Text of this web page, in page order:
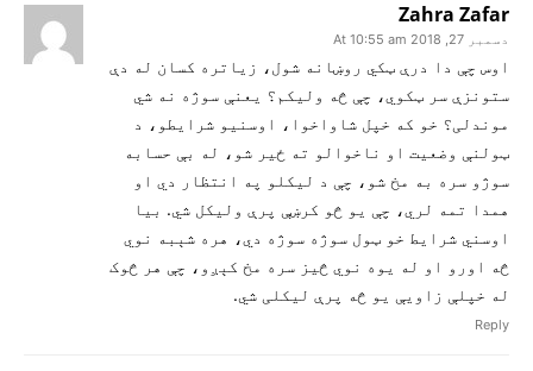
Zahra Zafar
دسمبر 27, 2018 At 10:55 am
اوس چې دا درې ټکي روښانه شول، زیاتره کسان له دې
ستونزې سر ټکوي، چې څه ولیکم؟ یعنې سوژه نه شي
موندلی؟ خو که خپل شاواخوا، اوسنيو شرایطو، د
ټولنې وضعیت او ناخوالو ته ځير شو، له بې حسابه
سوژو سره به مخ شو، چې د لیکلو په انتظار دي او
همدا تمه لري، چې یو څو کرښې پرې ولیکل شي. بیا
اوسني شرایط خو ټول سوژه سوژه دي، هره شېبه نوي
څه اورو او له یوه نوي څیز سره مخ کېږو، چې هر څوک
له خپلې زاویې یو څه پرې لیکلی شي.
Reply